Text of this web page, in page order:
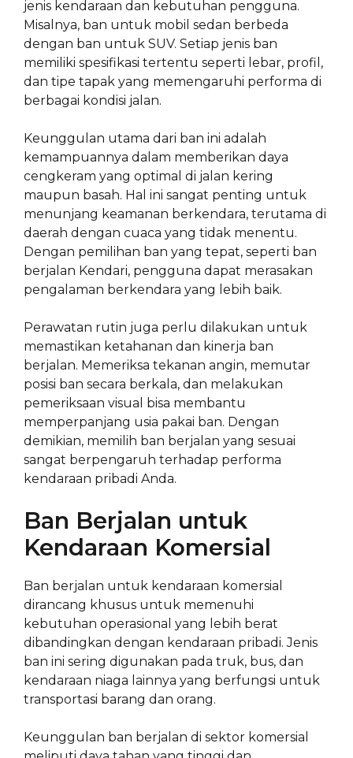
jenis kendaraan dan kebutuhan pengguna.
Misalnya, ban untuk mobil sedan berbeda
dengan ban untuk SUV. Setiap jenis ban
memiliki spesifikasi tertentu seperti lebar, profil,
dan tipe tapak yang memengaruhi performa di
berbagai kondisi jalan.
Keunggulan utama dari ban ini adalah
kemampuannya dalam memberikan daya
cengkeram yang optimal di jalan kering
maupun basah. Hal ini sangat penting untuk
menunjang keamanan berkendara, terutama di
daerah dengan cuaca yang tidak menentu.
Dengan pemilihan ban yang tepat, seperti ban
berjalan Kendari, pengguna dapat merasakan
pengalaman berkendara yang lebih baik.
Perawatan rutin juga perlu dilakukan untuk
memastikan ketahanan dan kinerja ban
berjalan. Memeriksa tekanan angin, memutar
posisi ban secara berkala, dan melakukan
pemeriksaan visual bisa membantu
memperpanjang usia pakai ban. Dengan
demikian, memilih ban berjalan yang sesuai
sangat berpengaruh terhadap performa
kendaraan pribadi Anda.
Ban Berjalan untuk
Kendaraan Komersial
Ban berjalan untuk kendaraan komersial
dirancang khusus untuk memenuhi
kebutuhan operasional yang lebih berat
dibandingkan dengan kendaraan pribadi. Jenis
ban ini sering digunakan pada truk, bus, dan
kendaraan niaga lainnya yang berfungsi untuk
transportasi barang dan orang.
Keunggulan ban berjalan di sektor komersial